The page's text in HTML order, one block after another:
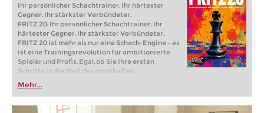
Ihr persönlicher Schachtrainer. Ihr härtester
Gegner. Ihr stärkster Verbündeter.
FRITZ 20: Ihr persönlicher Schachtrainer. Ihr
härtester Gegner. Ihr stärkster Verbündeter.
FRITZ 20 ist mehr als nur eine Schach-Engine – es
ist eine Trainingsrevolution für ambitionierte
Spieler und Profis. Egal, ob Sie Ihre ersten
Schritte in die Welt des ernsthaften
Schachtrainings machen oder bereits auf
Turnierniveau spielen: Mit FRITZ 20 trainieren
Sie effizienter, intelligenter und individueller als
je zuvor.
Mehr...